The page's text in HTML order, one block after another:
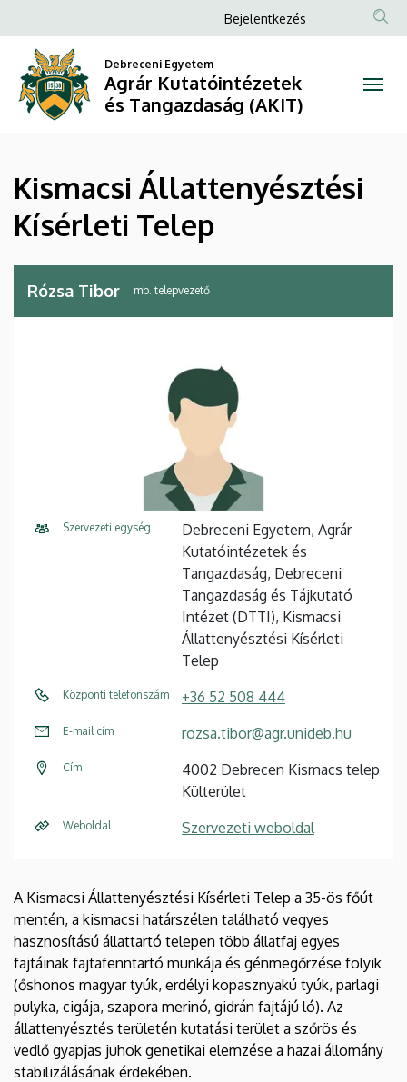
Állattenyésztési
Kísérleti
Telep
Agrár
Kutatóintézetek
és
Tangazdaság
a
tartalomra
Anonim
fiók
menüje
Bejelentkezés
Debreceni Egyetem
Agrár Kutatóintézetek
és Tangazdaság (AKIT)
Kismacsi Állattenyésztési
Kísérleti Telep
Rózsa Tibor mb. telepvezető
Szervezeti egység
Debreceni Egyetem, Agrár
Kutatóintézetek és
Tangazdaság, Debreceni
Tangazdaság és Tájkutató
Intézet (DTTI), Kismacsi
Állattenyésztési Kísérleti
Telep
Központi telefonszám +36 52 508 444
E-mail cím rozsa.tibor@agr.unideb.hu
Cím
4002 Debrecen Kismacs telep
Külterület
Weboldal Szervezeti weboldal
A Kismacsi Állattenyésztési Kísérleti Telep a 35-ös főút
mentén, a kismacsi határszélen található vegyes
hasznosítású állattartó telepen több állatfaj egyes
fajtáinak fajtafenntartó munkája és génmegőrzése folyik
(őshonos magyar tyúk, erdélyi kopasznyakú tyúk, parlagi
pulyka, cigája, szapora merinó, gidrán fajtájú ló). Az
állattenyésztés területén kutatási terület a szőrös és
vedlő gyapjas juhok genetikai elemzése a hazai állomány
stabilizálásának érdekében.